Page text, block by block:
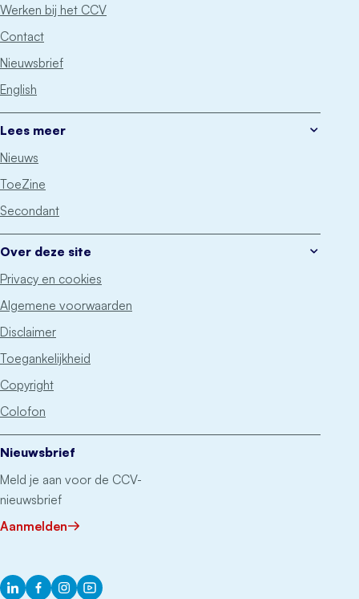
Werken bij het CCV
Contact
Nieuwsbrief
English
Lees meer
Nieuws
ToeZine
Secondant
Over deze site
Privacy en cookies
Algemene voorwaarden
Disclaimer
Toegankelijkheid
Copyright
Colofon
Nieuwsbrief
Meld je aan voor de CCV-
nieuwsbrief
Aanmelden
LinkedInFacebook
InstagramYouTube